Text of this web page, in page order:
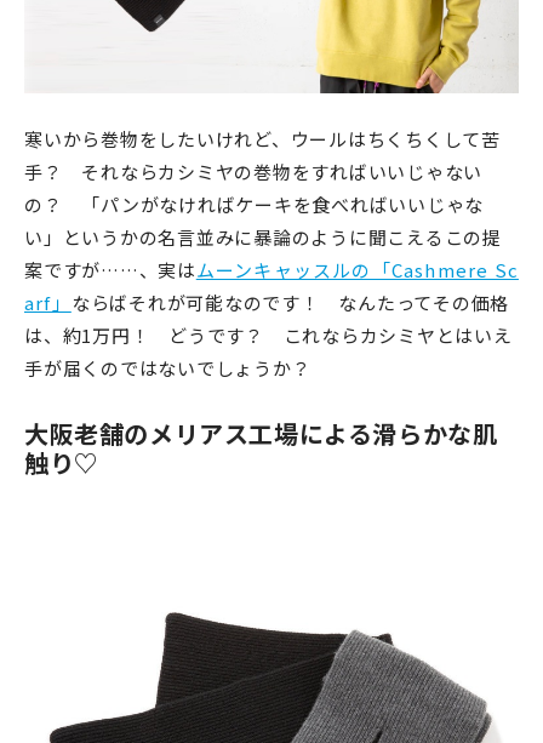
寒いから巻物をしたいけれど、ウールはちくちくして苦
手？ それならカシミヤの巻物をすればいいじゃない
の？ 「パンがなければケーキを食べればいいじゃな
い」というかの名言並みに暴論のように聞こえるこの提
案ですが……、実はムーンキャッスルの「Cashmere Sc
arf」 ならばそれが可能なのです！ なんたってその価格
は、約1万円！ どうです？ これならカシミヤとはいえ
手が届くのではないでしょうか？
大阪老舗のメリアス工場による滑らかな肌
触り♡